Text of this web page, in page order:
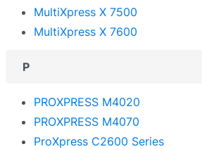
MultiXpress X 7500
MultiXpress X 7600
P
PROXPRESS M4020
PROXPRESS M4070
ProXpress C2600 Series